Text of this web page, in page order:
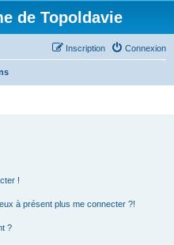
de Topoldavie
Connexion
Inscription
!
à présent plus me connecter ?!
?